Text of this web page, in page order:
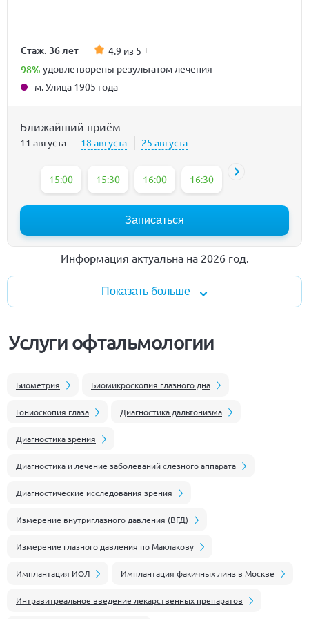
Стаж: 36 лет 4.9 из 5
98% удовлетворены результатом лечения
м. Улица 1905 года
Ближайший приём
11 августа 18 августа 25 августа
15:00 15:30 16:00 16:30 17:00
Записаться
Информация актуальна на 2026 год.
Показать больше
Услуги офтальмологии
Биометрия Биомикроскопия глазного дна
Гониоскопия глаза Диагностика дальтонизма
Диагностика зрения
Диагностика и лечение заболеваний слезного аппарата
Диагностические исследования зрения
Измерение внутриглазного давления (ВГД)
Измерение глазного давления по Маклакову
Имплантация ИОЛ Имплантация факичных линз в Москве
Интравитреальное введение лекарственных препаратов